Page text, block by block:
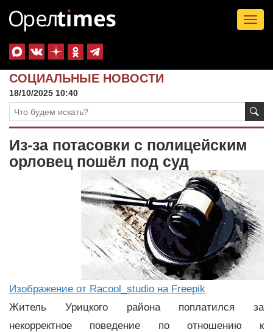
СОЦИАЛЬНЫЕ НОВОСТИ
18/10/2025 10:40
Из-за потасовки с полицейским
орловец пошёл под суд
Изображение от Racool_studio на Freepik
Житель Урицкого района поплатился за
некорректное поведение по отношению к